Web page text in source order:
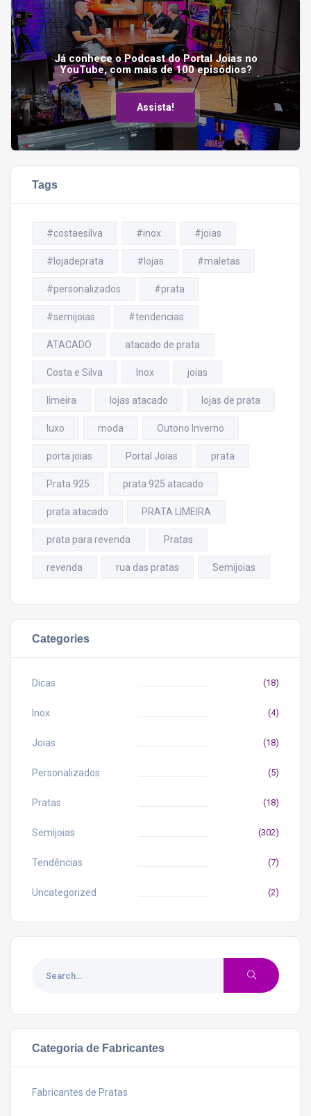
Já conhece o Podcast do Portal Joias no
YouTube, com mais de 100 episódios?
Assista!
Tags
#costaesilva #inox #joias
#lojadeprata #lojas #maletas
#personalizados #prata
#semijoias #tendencias
ATACADO atacado de prata
Costa e Silva Inox joias
limeira lojas atacado lojas de prata
luxo moda Outono Inverno
porta joias Portal Joias prata
Prata 925 prata 925 atacado
prata atacado PRATA LIMEIRA
prata para revenda Pratas
revenda rua das pratas Semijoias
Categories
Dicas (18)
Inox (4)
Joias (18)
Personalizados (5)
Pratas (18)
Semijoias (302)
Tendências (7)
Uncategorized (2)
Categoria de Fabricantes
Fabricantes de Pratas